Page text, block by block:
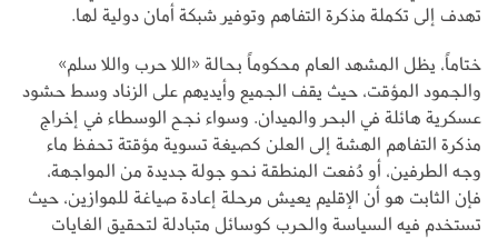
تهدف إلى تكملة مذكرة التفاهم وتوفير شبكة أمان دولية لها.
ختاماً، يظل المشهد العام محكوماً بحالة «اللا حرب واللا سلم»
والجمود المؤقت، حيث يقف الجميع وأيديهم على الزناد وسط حشود
عسكرية هائلة في البحر والميدان. وسواء نجح الوسطاء في إخراج
مذكرة التفاهم الهشة إلى العلن كصيغة تسوية مؤقتة تحفظ ماء
وجه الطرفين، أو دُفعت المنطقة نحو جولة جديدة من المواجهة،
فإن الثابت هو أن الإقليم يعيش مرحلة إعادة صياغة للموازين، حيث
تستخدم فيه السياسة والحرب كوسائل متبادلة لتحقيق الغايات